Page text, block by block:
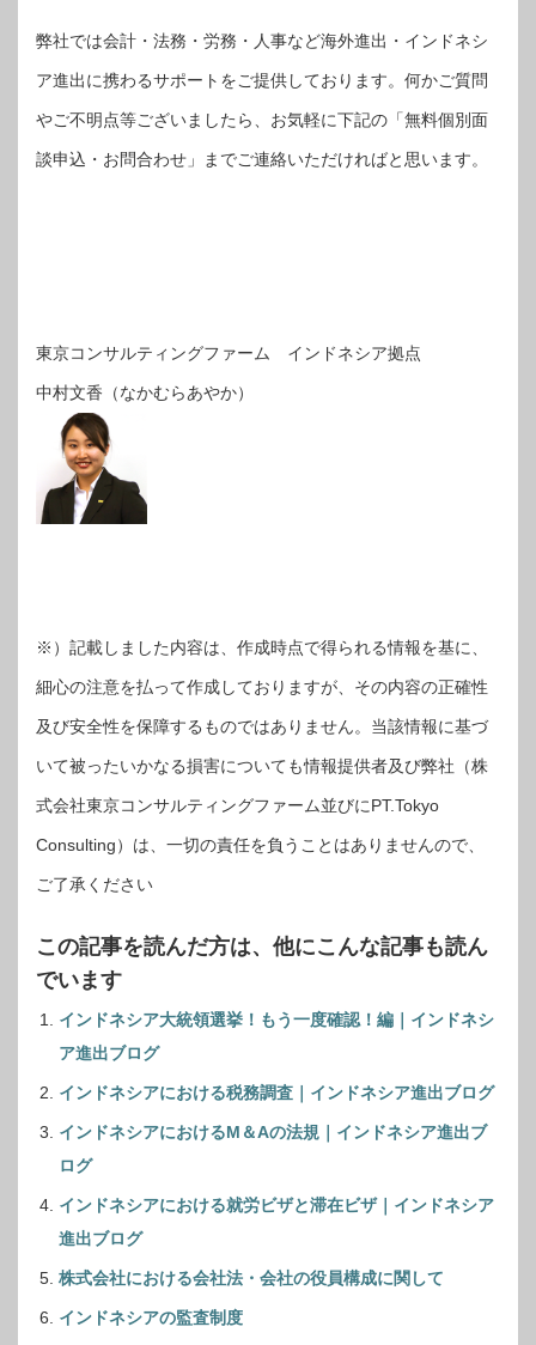
弊社では会計・法務・労務・人事など海外進出・インドネシ
ア進出に携わるサポートをご提供しております。何かご質問
やご不明点等ございましたら、お気軽に下記の「無料個別面
談申込・お問合わせ」までご連絡いただければと思います。
東京コンサルティングファーム インドネシア拠点
中村文香（なかむらあやか）
※）記載しました内容は、作成時点で得られる情報を基に、
細心の注意を払って作成しておりますが、その内容の正確性
及び安全性を保障するものではありません。当該情報に基づ
いて被ったいかなる損害についても情報提供者及び弊社（株
式会社東京コンサルティングファーム並びにPT.Tokyo
Consulting）は、一切の責任を負うことはありませんので、
ご了承ください
この記事を読んだ方は、他にこんな記事も読ん
でいます
インドネシア大統領選挙！もう一度確認！編｜インドネシ
ア進出ブログ
インドネシアにおける税務調査｜インドネシア進出ブログ
インドネシアにおけるM＆Aの法規｜インドネシア進出ブ
ログ
インドネシアにおける就労ビザと滞在ビザ｜インドネシア
進出ブログ
株式会社における会社法・会社の役員構成に関して
インドネシアの監査制度